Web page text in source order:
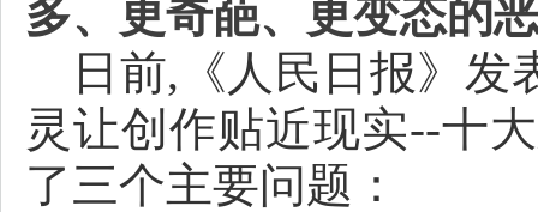
多、更奇葩、更变态的
日前,《人民日报》发
灵让创作贴近现实--十
了三个主要问题：